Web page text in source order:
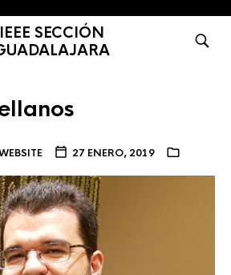
IEEE SECCIÓN
27 ENERO, 2019